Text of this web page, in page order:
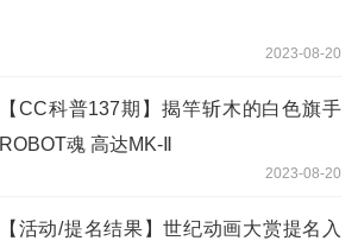
2023-08-20
【CC科普137期】揭竿斩木的白色旗手
ROBOT魂 高达MK-Ⅱ
2023-08-20
【活动/提名结果】世纪动画大赏提名入